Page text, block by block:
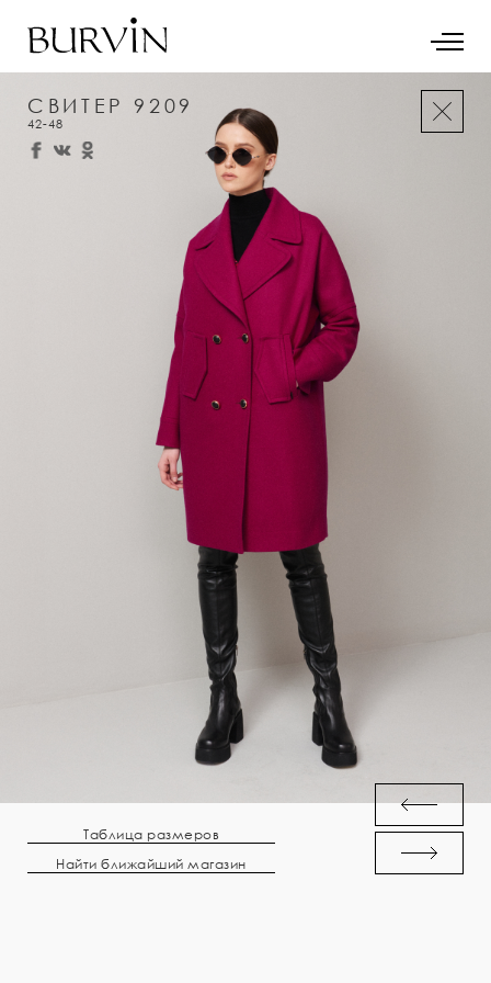
СВИТЕР 9209
42-48
Таблица размеров
Найти ближайший магазин